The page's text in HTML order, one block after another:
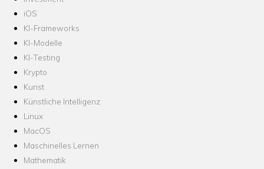
iOS
KI-Frameworks
KI-Modelle
KI-Testing
Krypto
Kunst
Künstliche Intelligenz
Linux
MacOS
Maschinelles Lernen
Mathematik